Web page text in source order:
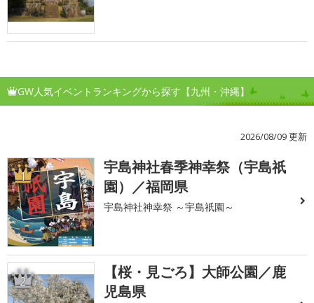
GW人気イベントランキングから探す【九州・沖縄】
2026/08/09 更新
1
宇島神社春季神幸祭（宇島祇
園）／福岡県
宇島神社神幸祭 ～宇島祇園～
2
【桜・見ごろ】大師公園／鹿
児島県